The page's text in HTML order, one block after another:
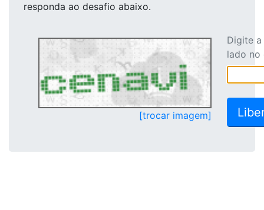
responda ao desafio abaixo.
[trocar imagem]
Digite
lado no